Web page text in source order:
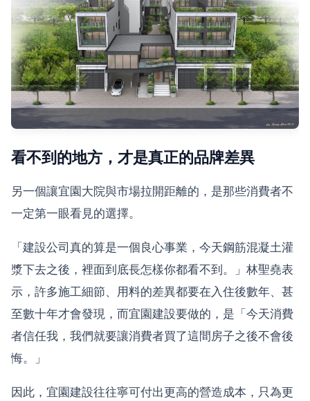
看不到的地方，才是真正的品牌差異
另一個讓宜園大院與市場拉開距離的，是那些消費者不
一定第一眼看見的選擇。
「建設公司真的算是一個良心事業，今天鋼筋混凝土灌
漿下去之後，裡面到底長怎樣你都看不到。」林聖堯表
示，許多施工細節、用料的差異都要在入住後數年、甚
至數十年才會發現，而宜園建設要做的，是「今天消費
者信任我，我們就要讓消費者買了這間房子之後不會後
悔。」
因此，宜園建設往往寧可付出更高的營造成本，只為更